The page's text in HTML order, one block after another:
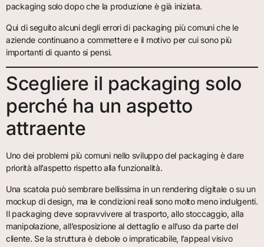
packaging solo dopo che la produzione è già iniziata.
Qui di seguito alcuni degli errori di packaging più comuni che le
aziende continuano a commettere e il motivo per cui sono più
importanti di quanto si pensi.
Scegliere il packaging solo
perché ha un aspetto
attraente
Uno dei problemi più comuni nello sviluppo del packaging è dare
priorità all’aspetto rispetto alla funzionalità.
Una scatola può sembrare bellissima in un rendering digitale o su un
mockup di design, ma le condizioni reali sono molto meno indulgenti.
Il packaging deve sopravvivere al trasporto, allo stoccaggio, alla
manipolazione, all’esposizione al dettaglio e all’uso da parte del
cliente. Se la struttura è debole o impraticabile, l’appeal visivo